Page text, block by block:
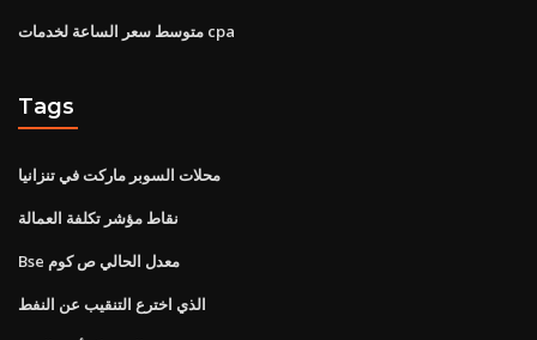
متوسط ​​سعر الساعة لخدمات cpa
Tags
محلات السوبر ماركت في تنزانيا
نقاط مؤشر تكلفة العمالة
Bse معدل الحالي ص كوم
الذي اخترع التنقيب عن النفط